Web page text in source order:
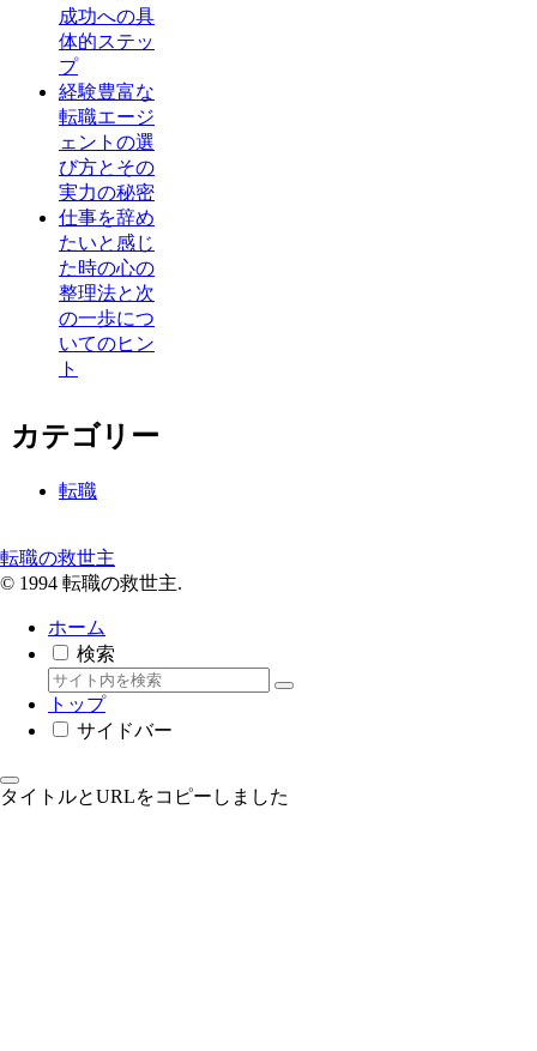
成功への具
体的ステッ
プ
経験豊富な
転職エージ
ェントの選
び方とその
実力の秘密
仕事を辞め
たいと感じ
た時の心の
整理法と次
の一歩につ
いてのヒン
ト
カテゴリー
転職
転職の救世主
© 1994 転職の救世主.
ホーム
検索
トップ
サイドバー
タイトルとURLをコピーしました